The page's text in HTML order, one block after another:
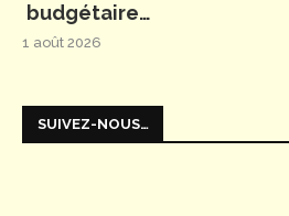
budgétaire…
1 août 2026
SUIVEZ-NOUS…